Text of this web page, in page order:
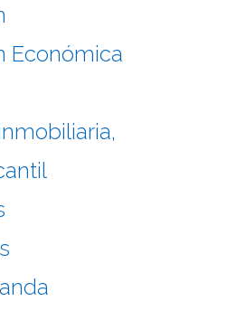
Económica